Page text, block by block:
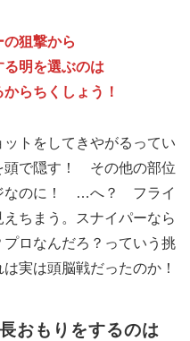
の狙撃から
明を選ぶのは
らちくしょう！
トをしてきやがるってい
頭で隠す！ その他の部位
なのに！ …へ？ フライ
ちまう。スナイパーなら
ロなんだろ？っていう挑
は頭脳戦だったのか！
おもりをするのは